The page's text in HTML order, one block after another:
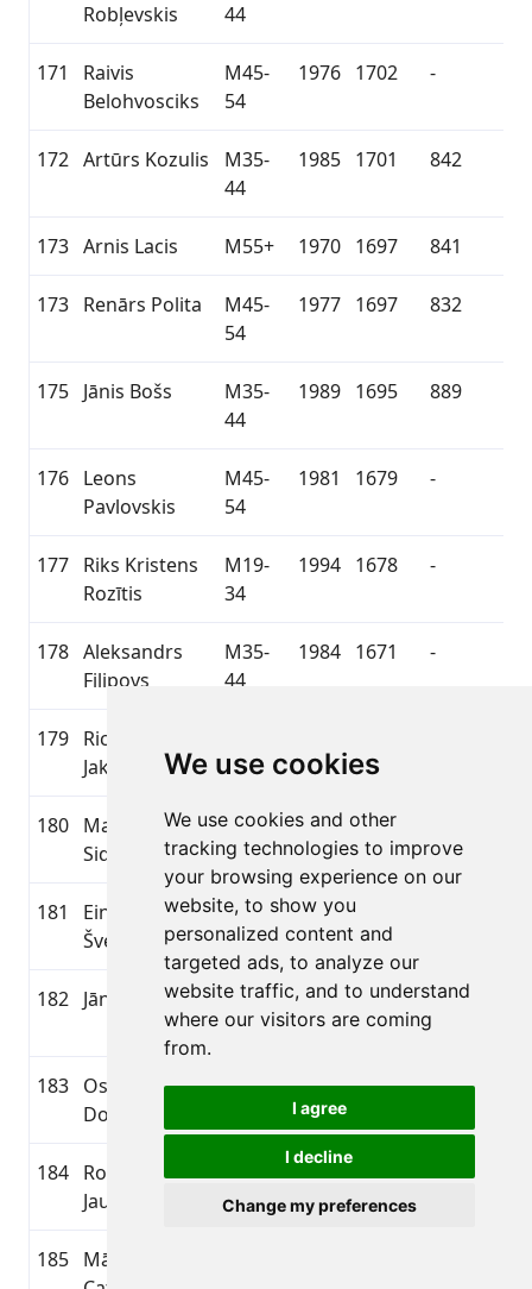
We use cookies
We use cookies and other
tracking technologies to improve
your browsing experience on our
website, to show you
personalized content and
targeted ads, to analyze our
website traffic, and to understand
where our visitors are coming
from.
I agree
I decline
Change my preferences
Robļevskis
44
171
Raivis
Belohvosciks
M45-
54
1976 1702 -
172 Artūrs Kozulis
M35-
44
1985 1701 842
173 Arnis Lacis M55+ 1970 1697 841
173 Renārs Polita
M45-
54
1977 1697 832
175 Jānis Bošs
M35-
44
1989 1695 889
176 Leons
Pavlovskis
M45-
54
1981 1679 -
177 Riks Kristens
Rozītis
M19-
34
1994 1678 -
178 Aleksandrs
Filipovs
M35-
44
1984 1671 -
179 Ricards
Jakobsons
54
180 Maksims
Sidorovs
M45-
54
1981 1665
181
Einārs
Šveicers
M45-
54
1975
182 Jānis Baltušs
M35-
44
1991 1662 -
183 Oskars
Dombrovskis
M19-
1993 1640 813
184 Rolands
Jaunalksnis
M35-
44
1985 1635 781
185 Mārtiņš